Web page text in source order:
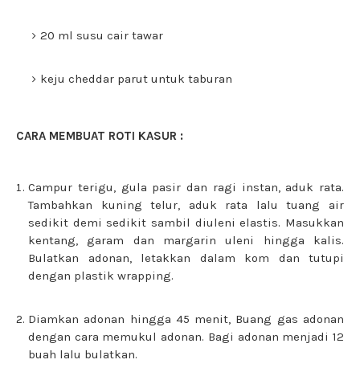
20 ml susu cair tawar
keju cheddar parut untuk taburan
CARA MEMBUAT ROTI KASUR :
Campur terigu, gula pasir dan ragi instan, aduk rata.
Tambahkan kuning telur, aduk rata lalu tuang air
sedikit demi sedikit sambil diuleni elastis. Masukkan
kentang, garam dan margarin uleni hingga kalis.
Bulatkan adonan, letakkan dalam kom dan tutupi
dengan plastik wrapping.
Diamkan adonan hingga 45 menit, Buang gas adonan
dengan cara memukul adonan. Bagi adonan menjadi 12
buah lalu bulatkan.